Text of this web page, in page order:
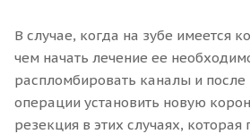
В случае, когда на зубе имеется
чем начать лечение ее
распломбировать каналы и
операции установить новую
резекция в этих случаях,